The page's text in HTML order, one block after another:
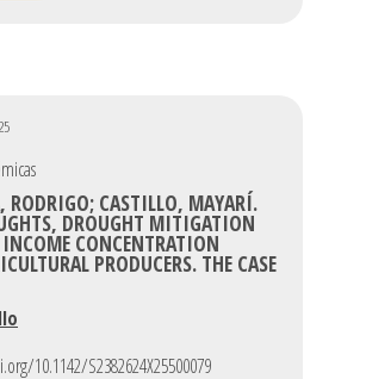
RODRIGO; CASTILLO, MAYARÍ.
DROUGHT MITIGATION
CONCENTRATION
PRODUCERS. THE CASE
10.1142/S2382624X25500079